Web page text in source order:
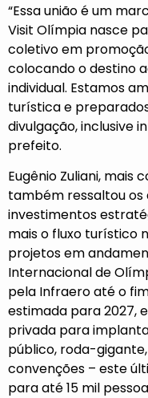
“Essa união é um
Visit Olímpia nasce
coletivo em
colocando o destino
individual. Estamos
turística e
divulgação, inclusive
prefeito.
Eugênio Zuliani, mais
também ressaltou os
investimentos
mais o fluxo turístico
projetos em
Internacional de
pela Infraero até o
estimada para 2027,
privada para
público, roda-
convenções – este
para até 15 mil